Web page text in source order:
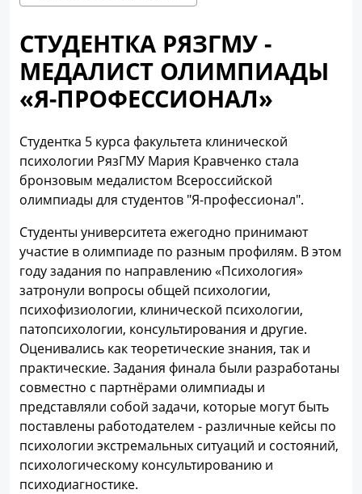
СТУДЕНТКА РЯЗГМУ -
МЕДАЛИСТ ОЛИМПИАДЫ
«Я-ПРОФЕССИОНАЛ»
Студентка 5 курса факультета клинической
психологии РязГМУ Мария Кравченко стала
бронзовым медалистом Всероссийской
олимпиады для студентов "Я-профессионал".
Студенты университета ежегодно принимают
участие в олимпиаде по разным профилям. В этом
году задания по направлению «Психология»
затронули вопросы общей психологии,
психофизиологии, клинической психологии,
патопсихологии, консультирования и другие.
Оценивались как теоретические знания, так и
практические. Задания финала были разработаны
совместно с партнёрами олимпиады и
представляли собой задачи, которые могут быть
поставлены работодателем - различные кейсы по
психологии экстремальных ситуаций и состояний,
психологическому консультированию и
психодиагностике.